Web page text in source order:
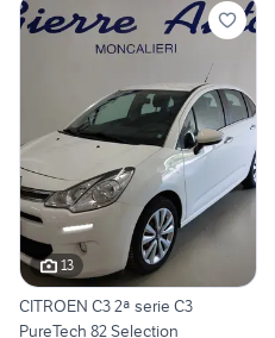
13
CITROEN C3 2ª serie C3
PureTech 82 Selection